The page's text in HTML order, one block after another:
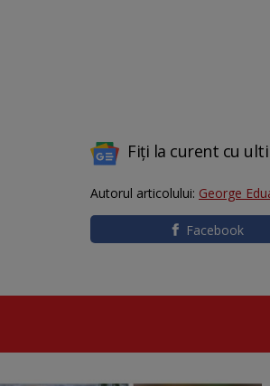
Fiți la curent cu
Autorul articolului: George
Facebook